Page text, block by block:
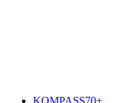
KOMPASS70+